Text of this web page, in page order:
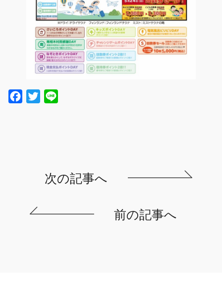
Facebook
Twitter
次の記事へ
前の記事へ